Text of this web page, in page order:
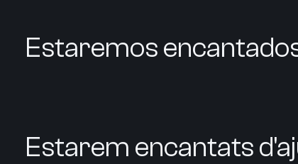
Estaremos
Estarem encantats